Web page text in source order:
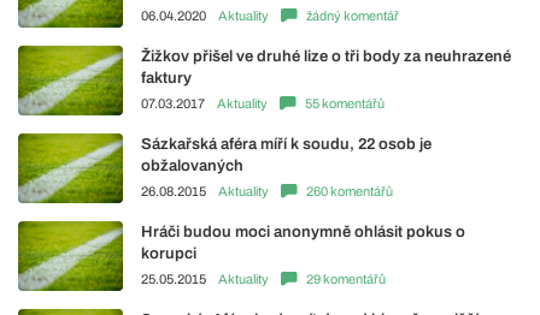
06.04.2020 Aktuality žádný komentář
Žižkov přišel ve druhé lize o tři body za neuhrazené
faktury
07.03.2017 Aktuality 55 komentářů
Sázkařská aféra míří k soudu, 22 osob je
obžalovaných
26.08.2015 Aktuality 260 komentářů
Hráči budou moci anonymně ohlásit pokus o
korupci
25.05.2015 Aktuality 29 komentářů